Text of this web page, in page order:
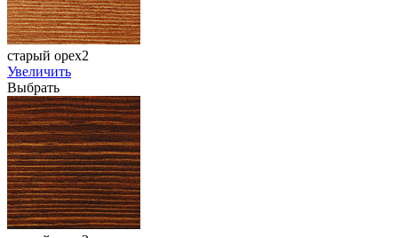
старый орех2
Увеличить
Выбрать